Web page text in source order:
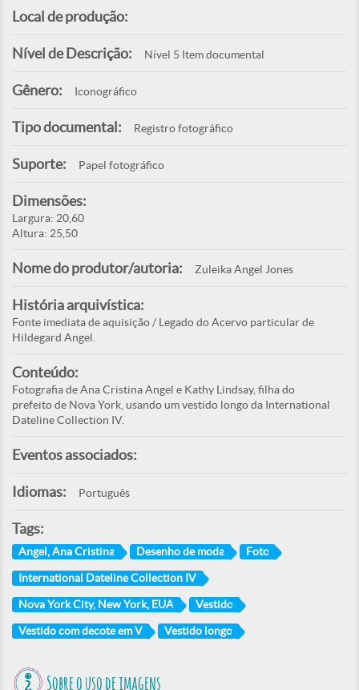
Local de produção:
Nível de Descrição: Nível 5 Item documental
Gênero: Iconográfico
Tipo documental: Registro fotográfico
Suporte: Papel fotográfico
Dimensões:
Largura: 20,60
Altura: 25,50
Nome do produtor/autoria: Zuleika Angel Jones
História arquivística:
Fonte imediata de aquisição / Legado do Acervo particular de
Hildegard Angel.
Conteúdo:
Fotografia de Ana Cristina Angel e Kathy Lindsay, filha do
prefeito de Nova York, usando um vestido longo da International
Dateline Collection IV.
Eventos associados:
Idiomas: Português
Tags:
Angel, Ana Cristina Desenho de moda Foto
International Dateline Collection IV
Nova York City, New York, EUA Vestido
Vestido com decote em V Vestido longo
Sobre o uso de imagens